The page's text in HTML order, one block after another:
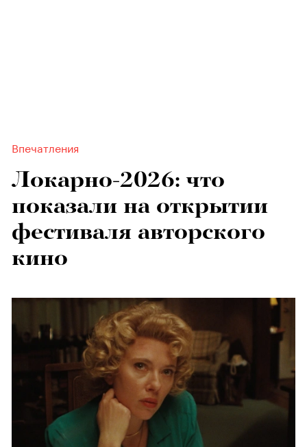
Впечатления
Локарно-2026: что
показали на открытии
фестиваля авторского
кино